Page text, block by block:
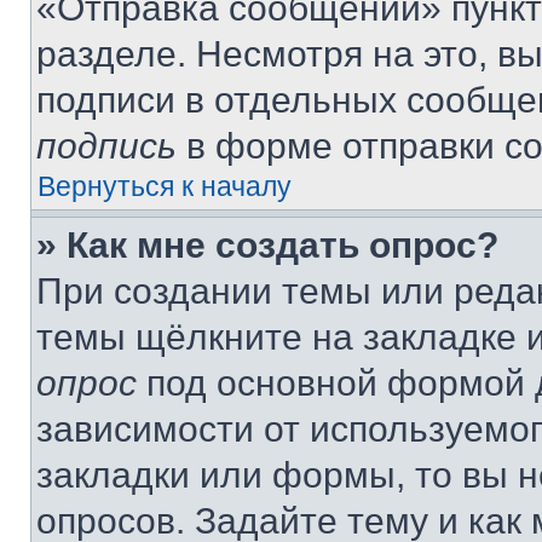
разделе. Несмотря на это,
подписи в отдельных
подпись в форме отправки
Вернуться к началу
» Как мне создать опрос?
При создании темы или
темы щёлкните на
опрос под основной формой
зависимости от
закладки или формы, то вы
опросов. Задайте тему и